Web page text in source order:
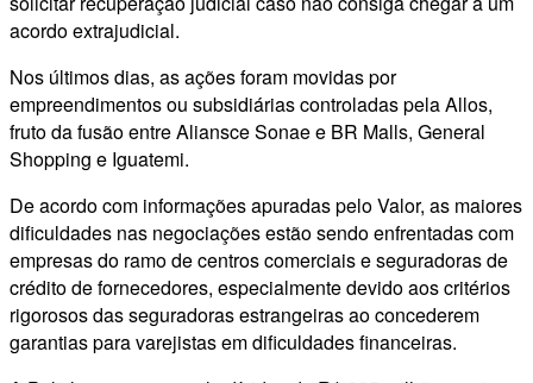
acordo extrajudicial.
Nos últimos dias, as ações foram movidas por
empreendimentos ou subsidiárias controladas pela Allos,
fruto da fusão entre Aliansce Sonae e BR Malls, General
Shopping e Iguatemi.
De acordo com informações apuradas pelo Valor, as maiores
dificuldades nas negociações estão sendo enfrentadas com
empresas do ramo de centros comerciais e seguradoras de
crédito de fornecedores, especialmente devido aos critérios
rigorosos das seguradoras estrangeiras ao concederem
garantias para varejistas em dificuldades financeiras.